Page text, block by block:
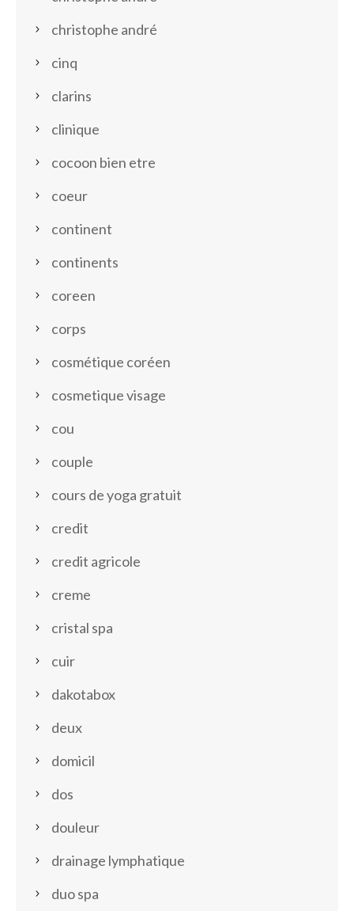
christophe andré
cinq
clarins
clinique
cocoon bien etre
coeur
continent
continents
coreen
corps
cosmétique coréen
cosmetique visage
cou
couple
cours de yoga gratuit
credit
credit agricole
creme
cristal spa
cuir
dakotabox
deux
domicil
dos
douleur
drainage lymphatique
duo spa